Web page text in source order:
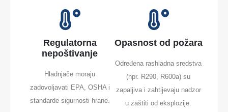
Regulatorna
nepoštivanje
Hladnjače moraju
zadovoljavati EPA, OSHA i
standarde sigurnosti hrane.
Opasnost od požara
Određena rashladna sredstva
(npr. R290, R600a) su
zapaljiva i zahtijevaju nadzor
u zaštiti od eksplozije.